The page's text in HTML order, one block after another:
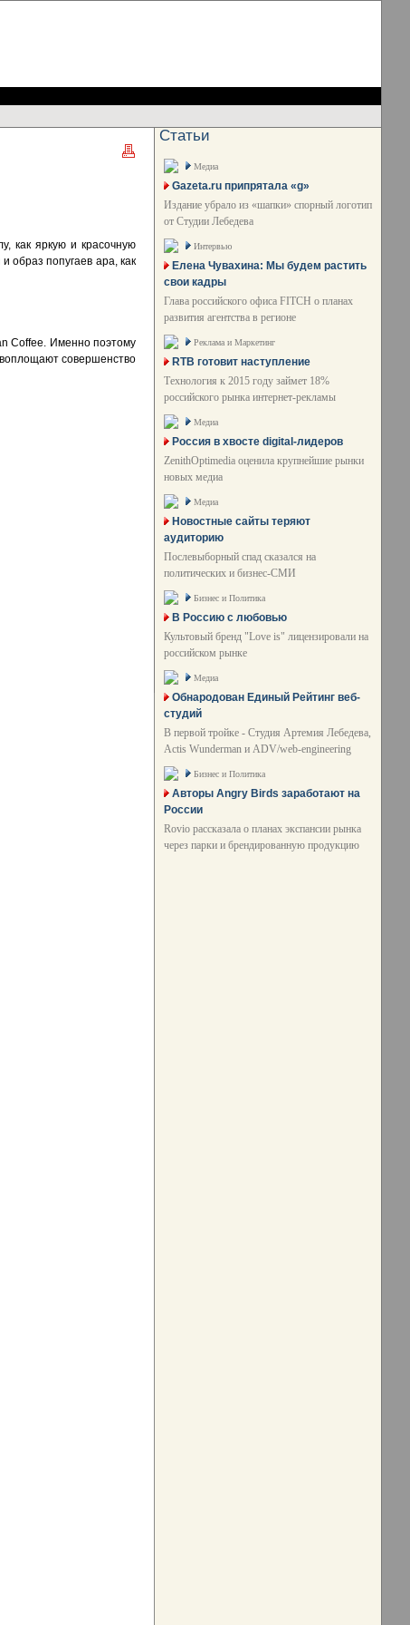
как яркую и красочную
образ попугаев ара, как
Coffee. Именно поэтому
воплощают совершенство
Статьи
Медиа
Gazeta.ru припрятала «g»
Издание убрало из «шапки» спорный логотип
от Студии Лебедева
Интервью
Елена Чувахина: Мы будем растить
свои кадры
Глава российского офиса FITCH о планах
развития агентства в регионе
Реклама и Маркетинг
RTB готовит наступление
Технология к 2015 году займет 18%
российского рынка интернет-рекламы
Медиа
Россия в хвосте digital-лидеров
ZenithOptimedia оценила крупнейшие рынки
новых медиа
Медиа
Новостные сайты теряют
аудиторию
Послевыборный спад сказался на
политических и бизнес-СМИ
Бизнес и Политика
В Россию с любовью
Культовый бренд "Love is" лицензировали на
российском рынке
Медиа
Обнародован Единый Рейтинг веб-
студий
В первой тройке - Студия Артемия Лебедева,
Actis Wunderman и ADV/web-engineering
Бизнес и Политика
Авторы Angry Birds заработают на
России
Rovio рассказала о планах экспансии рынка
через парки и брендированную продукцию